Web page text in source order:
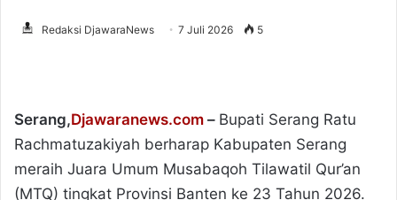
Redaksi DjawaraNews 7 Juli 2026 5
Serang,Djawaranews.com – Bupati Serang Ratu
Rachmatuzakiyah berharap Kabupaten Serang
meraih Juara Umum Musabaqoh Tilawatil Qur’an
(MTQ) tingkat Provinsi Banten ke 23 Tahun 2026.